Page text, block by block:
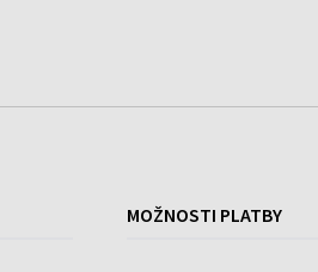
MOŽNOSTI PLATBY